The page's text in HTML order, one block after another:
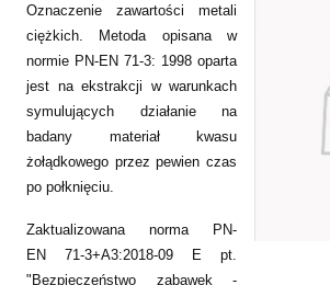
Oznaczenie zawartości metali
ciężkich. Metoda opisana w
normie PN-EN 71-3: 1998 oparta
jest na ekstrakcji w warunkach
symulujących działanie na
badany materiał kwasu
żołądkowego przez pewien czas
po połknięciu.
Zaktualizowana norma PN-
EN 71-3+A3:2018-09 E pt.
"Bezpieczeństwo zabawek -